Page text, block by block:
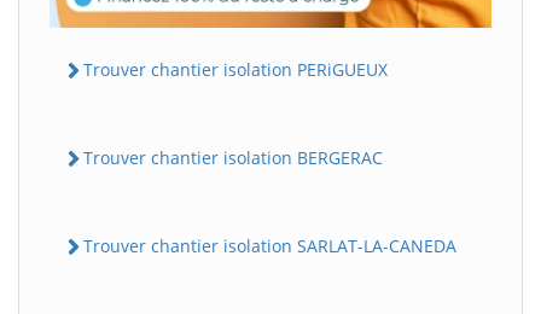
Trouver chantier isolation PERiGUEUX
Trouver chantier isolation BERGERAC
Trouver chantier isolation SARLAT-LA-CANEDA